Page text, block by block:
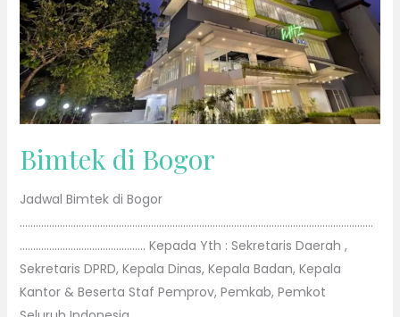
Bimtek di Bogor
Jadwal Bimtek di Bogor
……………………………………………………………………………………………………………………
……………………………………….. Kepada Yth : Sekretaris Daerah ,
Sekretaris DPRD, Kepala Dinas, Kepala Badan, Kepala
Kantor & Beserta Staf Pemprov, Pemkab, Pemkot